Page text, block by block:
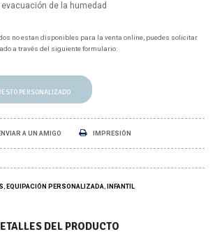
de la humedad
no estan disponibles para la venta online, puedes solicitar
a través del siguiente formulario.
PERSONALIZADO
A UN AMIGO IMPRESIÓN
EQUIPACIÓN PERSONALIZADA INFANTIL
DEL PRODUCTO